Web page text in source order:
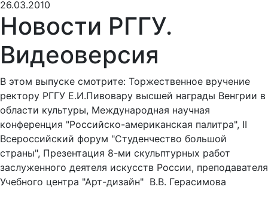
26.03.2010
Новости РГГУ.
Видеоверсия
В этом выпуске смотрите: Торжественное вручение
ректору РГГУ Е.И.Пивовару высшей награды Венгрии в
области культуры, Международная научная
конференция "Российско-американская палитра", II
Всероссийский форум "Студенчество большой
страны", Презентация 8-ми скульптурных работ
заслуженного деятеля искусств России, преподавателя
Учебного центра "Арт-дизайн" В.В. Герасимова